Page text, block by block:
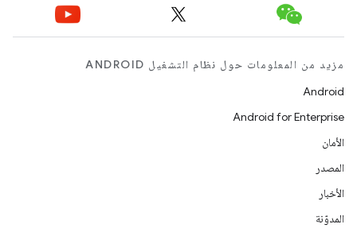
مزيد من المعلومات حول نظام التشغيل ANDROID
Android
Android for Enterprise
الأمان
المصدر
الأخبار
المدوّنة